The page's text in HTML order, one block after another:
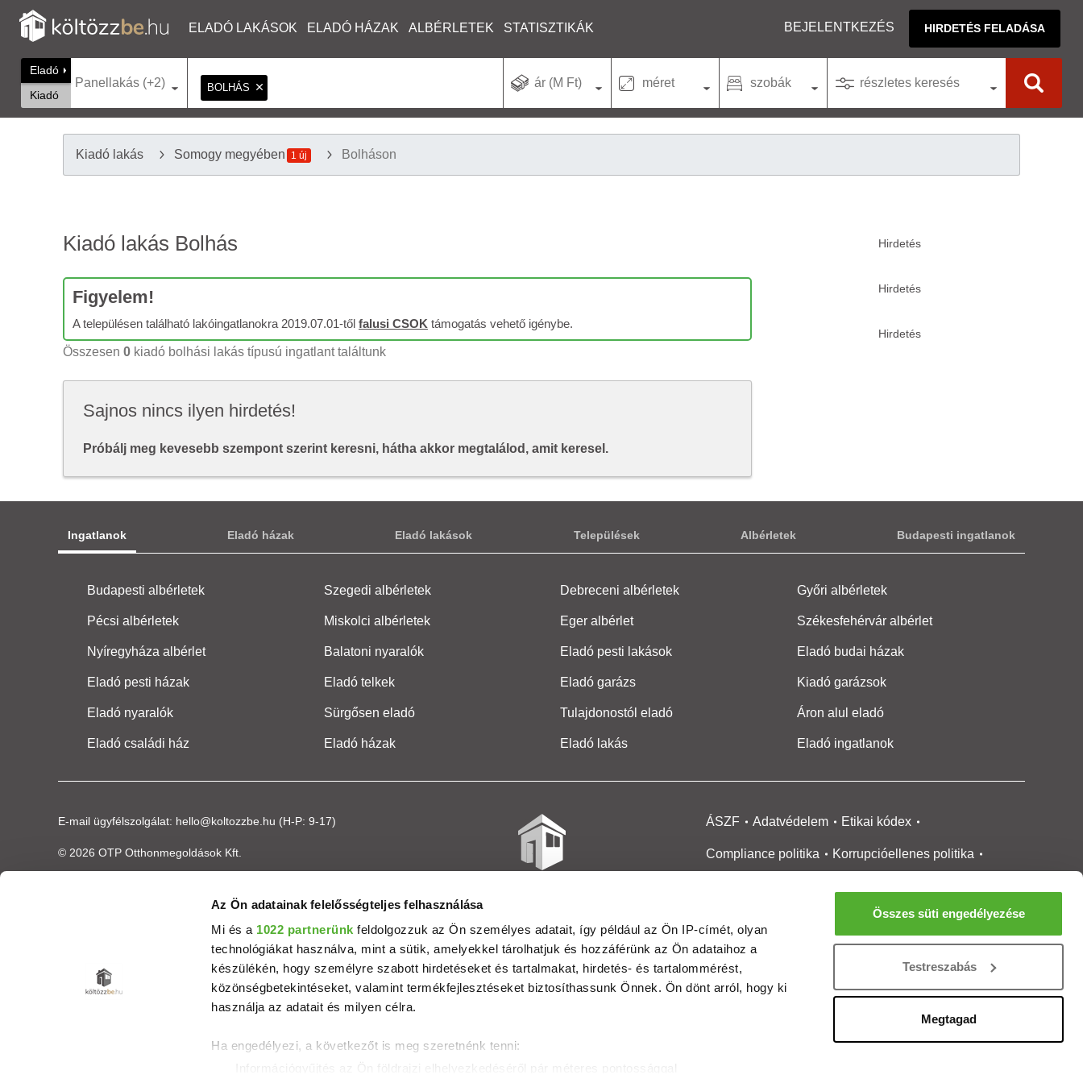
Az Ön adatainak felelősségteljes felhasználása
Mi és a 1022 partnerünk feldolgozzuk az Ön személyes adatait, így például az Ön IP-címét, olyan
technológiákat használva, mint a sütik, amelyekkel tárolhatjuk és hozzáférünk az Ön adataihoz a
készülékén, hogy személyre szabott hirdetéseket és tartalmakat, hirdetés- és tartalommérést,
közönségbetekintéseket, valamint termékfejlesztéseket biztosíthassunk Önnek. Ön dönt arról, hogy ki
használja az adatait és milyen célra.
Ha engedélyezi, a következőt is meg szeretnénk tenni:
Összes süti engedélyezése
Testreszabás
Megtagad
ELADÓ LAKÁSOK ELADÓ HÁZAK ALBÉRLETEK STATISZTIKÁK BEJELENTKEZÉS HIRDETÉS FELADÁSA
Eladó
Kiadó
Panellakás (+2) BOLHÁS ár (M Ft) méret szobák részletes keresés
Kiadó lakás Somogy megyében 1 új Bolháson
Kiadó lakás Bolhás
Figyelem!
A településen található lakóingatlanokra 2019.07.01-től falusi CSOK támogatás vehető igénybe.
Összesen 0 kiadó bolhási lakás típusú ingatlant találtunk
Sajnos nincs ilyen hirdetés!
Próbálj meg kevesebb szempont szerint keresni, hátha akkor megtalálod, amit keresel.
Ingatlanok Eladó házak Eladó lakások Települések Albérletek Budapesti ingatlanok
Budapesti albérletek Szegedi albérletek Debreceni albérletek Győri albérletek
Pécsi albérletek Miskolci albérletek Eger albérlet Székesfehérvár albérlet
Nyíregyháza albérlet Balatoni nyaralók Eladó pesti lakások Eladó budai házak
Eladó pesti házak Eladó telkek Eladó garázs Kiadó garázsok
Eladó nyaralók Sürgősen eladó Tulajdonostól eladó Áron alul eladó
Eladó családi ház Eladó házak Eladó lakás Eladó ingatlanok
E-mail ügyfélszolgálat: hello@koltozzbe.hu (H-P: 9-17)
© 2026 OTP Otthonmegoldások Kft.
ÁSZF Adatvédelem Etikai kódex
Compliance politika Korrupcióellenes politika
Médiaajánlat
Ingatlanközvetítőknek
Magánszemélyeknek
Új építésű lakások
Tartalommoderálási jelentés